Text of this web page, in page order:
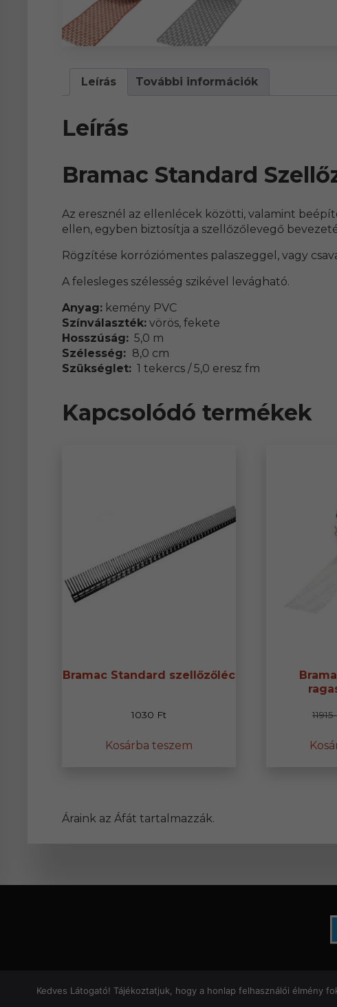
Leírás További információk
Leírás
Bramac Standard
Az eresznél az ellenlécek közötti, valamint
ellen, egyben biztosítja a szellőzőlevegő
Rögzítése korróziómentes palaszeggel, vagy
A felesleges szélesség szikével levágható.
Anyag:kemény PVC
Színválaszték:vörös, fekete
Hosszúság:5,0 m
Szélesség: 8,0 cm
Szükséglet:1 tekercs / 5,0 eresz fm
Kapcsolódó termékek
Bramac Standard szellőzőléc
1030 Ft
Kosárba teszem
11915
Áraink az Áfát tartalmazzák.
©
Kedves Látogató! Tájékoztatjuk, hogy a honlap felhasználói élmény